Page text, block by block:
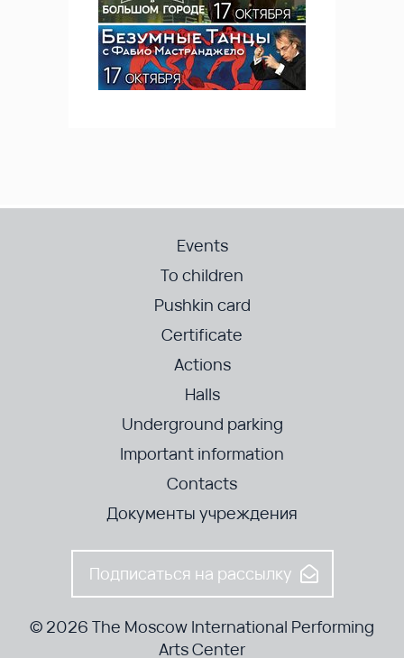
Events
To children
Pushkin card
Certificate
Actions
Halls
Underground parking
Important information
Contacts
Документы учреждения
Подписаться на рассылку
© 2026 The Moscow International Performing
Arts Center